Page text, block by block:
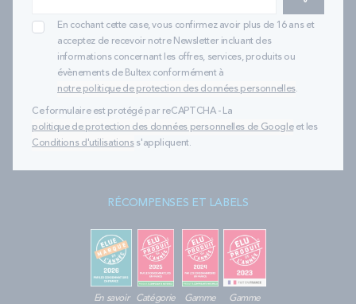
En cochant cette case, vous confirmez avoir plus de 16 ans et
acceptez de recevoir notre Newsletter incluant des
informations concernant les offres, services, produits ou
évènements de Bultex conformément à
notre politique de protection des données personnelles.
Ce formulaire est protégé par reCAPTCHA - La
politique de protection des données personnelles de Googleet les
Conditions d'utilisationss'appliquent.
RÉCOMPENSES ET LABELS
En savoir
Catégorie
Gamme
Gamme